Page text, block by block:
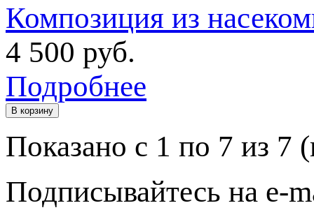
Композиция из
4 500 руб.
Подробнее
В корзину
Показано с 1 по 7 из 7
Подписывайтесь на e-